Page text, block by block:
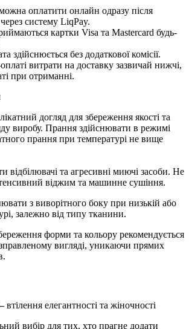
оплатити онлайн одразу після
систему LiqPay.
картки Visa та Mastercard будь-
здійснюється без додаткової комісії.
витрати на доставку зазвичай нижчі,
при отриманні.
догляд для збереження якості та
виробу. Прання здійснювати в режимі
прання при температурі не вище
відбілювачі та агресивні миючі засоби. Не
віджим та машинне сушіння.
з виворітного боку при низькій або
залежно від типу тканини.
форми та кольору рекомендується
вигляді, уникаючи прямих
втілення елегантності та жіночності
вибір для тих, хто прагне додати